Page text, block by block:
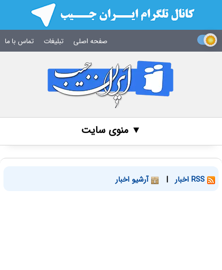
صفحه اصلی تبلیغات تماس با ما
▼ منوی سایت
| آرشیو اخبار